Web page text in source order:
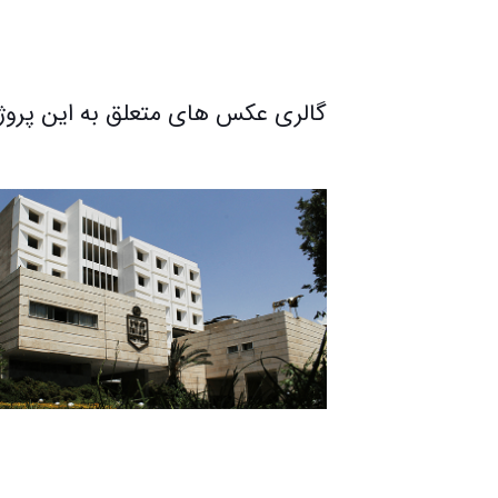
گالری عکس های متعلق به این